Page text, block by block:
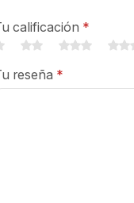
calificación *
reseña *